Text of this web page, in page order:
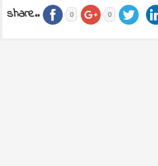
share.. 0 0